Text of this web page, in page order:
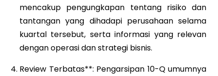
mencakup pengungkapan tentang risiko dan
tantangan yang dihadapi perusahaan selama
kuartal tersebut, serta informasi yang relevan
dengan operasi dan strategi bisnis.
Review Terbatas**: Pengarsipan 10-Q umumnya